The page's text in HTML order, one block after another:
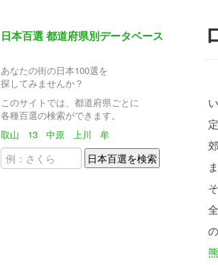
日本百選 都道府県別データベース
あなたの街の日本100選を
探してみませんか？
このサイトでは、都道府県ごとに
各種百選の検索ができます。
取山
13 中原 上川 牟